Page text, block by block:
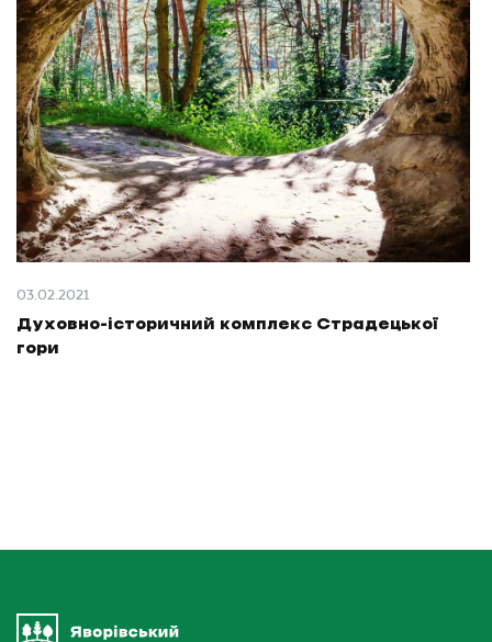
03.02.2021
Духовно-історичний комплекс Страдецької
гори